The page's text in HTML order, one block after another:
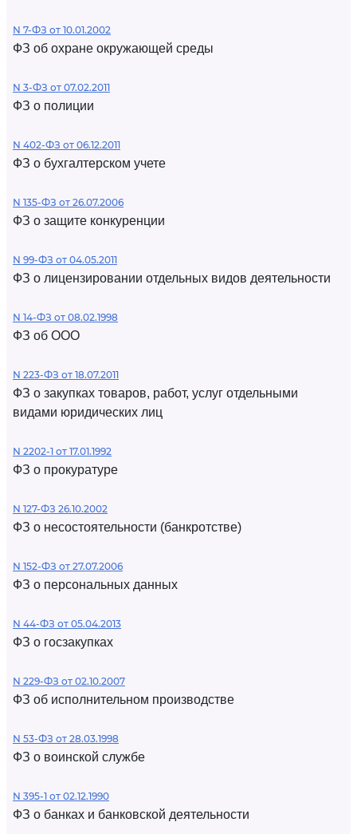
N 7-ФЗ от 10.01.2002
ФЗ об охране окружающей среды
N 3-ФЗ от 07.02.2011
ФЗ о полиции
N 402-ФЗ от 06.12.2011
ФЗ о бухгалтерском учете
N 135-ФЗ от 26.07.2006
ФЗ о защите конкуренции
N 99-ФЗ от 04.05.2011
ФЗ о лицензировании отдельных видов деятельности
N 14-ФЗ от 08.02.1998
ФЗ об ООО
N 223-ФЗ от 18.07.2011
ФЗ о закупках товаров, работ, услуг отдельными
видами юридических лиц
N 2202-1 от 17.01.1992
ФЗ о прокуратуре
N 127-ФЗ 26.10.2002
ФЗ о несостоятельности (банкротстве)
N 152-ФЗ от 27.07.2006
ФЗ о персональных данных
N 44-ФЗ от 05.04.2013
ФЗ о госзакупках
N 229-ФЗ от 02.10.2007
ФЗ об исполнительном производстве
N 53-ФЗ от 28.03.1998
ФЗ о воинской службе
N 395-1 от 02.12.1990
ФЗ о банках и банковской деятельности